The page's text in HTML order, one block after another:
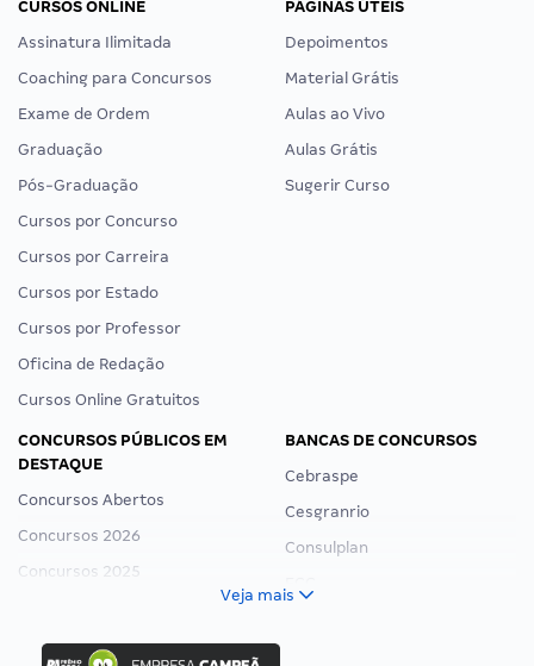
CURSOS ONLINE
Assinatura Ilimitada
Coaching para Concursos
Exame de Ordem
Graduação
Pós-Graduação
Cursos por Concurso
Cursos por Carreira
Cursos por Estado
Cursos por Professor
Oficina de Redação
Cursos Online Gratuitos
PÁGINAS ÚTEIS
Depoimentos
Material Grátis
Aulas ao Vivo
Aulas Grátis
Sugerir Curso
CONCURSOS PÚBLICOS EM
DESTAQUE
Concursos Abertos
Concursos 2026
Concursos 2025
Concurso Ibama
BANCAS DE CONCURSOS
Cebraspe
Cesgranrio
Consulplan
Veja mais